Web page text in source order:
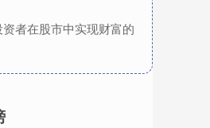
者在股市中实现财富的